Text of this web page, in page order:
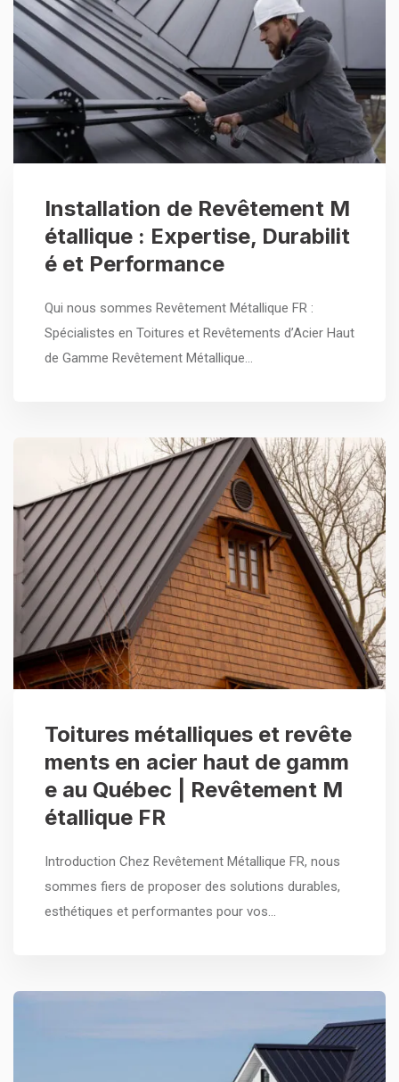
Installation de Revêtement M
étallique : Expertise, Durabilit
é et Performance
Qui nous sommes Revêtement Métallique FR :
Spécialistes en Toitures et Revêtements d’Acier Haut
de Gamme Revêtement Métallique…
Toitures métalliques et revête
ments en acier haut de gamm
e au Québec | Revêtement M
étallique FR
Introduction Chez Revêtement Métallique FR, nous
sommes fiers de proposer des solutions durables,
esthétiques et performantes pour vos…